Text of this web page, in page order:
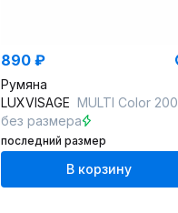
890 ₽
Румяна
LUXVISAGE MULTI Color 200 Sunrise Pink
без размера
последний размер
В корзину